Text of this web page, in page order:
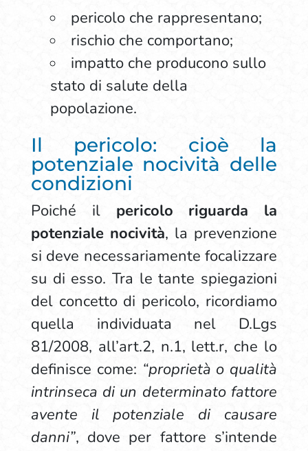
pericolo che rappresentano;
rischio che comportano;
impatto che producono sullo
stato di salute della
popolazione.
Il pericolo: cioè la
potenziale nocività delle
condizioni
Poiché il pericolo riguarda la
potenziale nocività, la prevenzione
si deve necessariamente focalizzare
su di esso. Tra le tante spiegazioni
del concetto di pericolo, ricordiamo
quella individuata nel D.Lgs
81/2008, all’art.2, n.1, lett.r, che lo
definisce come: “proprietà o qualità
intrinseca di un determinato fattore
avente il potenziale di causare
danni”, dove per fattore s’intende